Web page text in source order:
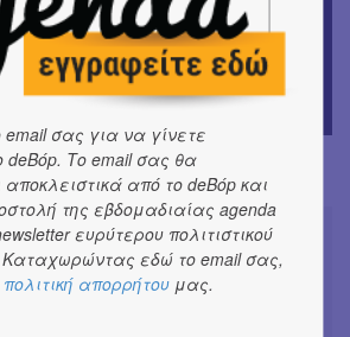
Λιτανεία
Τσόκλης - Συνομιλώντας με
σας για να γίνετε
deBόp. Το email σας θα
αποκλειστικά από το deBόp και
της εβδομαδιαίας agenda
ευρύτερου πολιτιστικού
εδώ το email σας,
πολιτική απορρήτου μας.